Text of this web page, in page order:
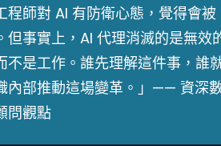
程師對 AI 有防衛心態，覺得會被
但事實上，AI 代理消滅的是無效
不是工作。誰先理解這件事，誰
內部推動這場變革。」—— 資深
問觀點